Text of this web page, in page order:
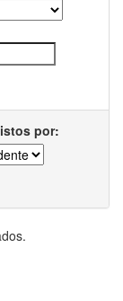
por: